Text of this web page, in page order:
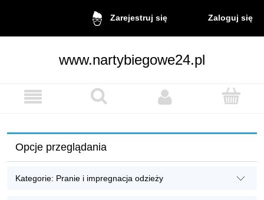
Zarejestruj się Zaloguj się
www.nartybiegowe24.pl
Opcje przeglądania
Kategorie: Pranie i impregnacja odzieży